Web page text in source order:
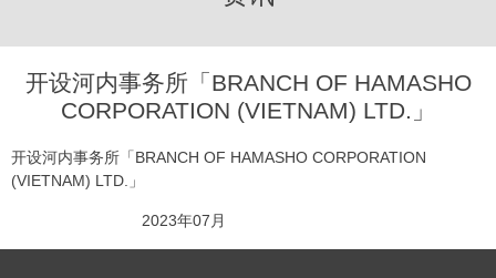
开设河内事务所「BRANCH OF HAMASHO
CORPORATION (VIETNAM) LTD.」
开设河内事务所「BRANCH OF HAMASHO CORPORATION
(VIETNAM) LTD.」
2023年07月